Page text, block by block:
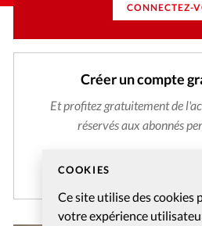
COOKIES
Ce site utilise des cookies
votre expérience
CONNECTEZ-
Créer un compte
Et profitez gratuitement de
réservés aux abonnés